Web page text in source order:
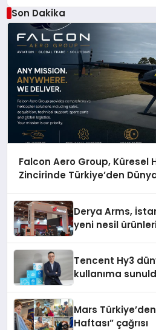
Son Dakika
Falcon Aero Group, Küresel
Zincirinde Türkiye’den
Derya Arms,
yeni nesil
Tencent Hy3
kullanıma
Mars
Haftası” çağrısı